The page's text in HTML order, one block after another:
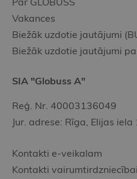
Vakances
Biežāk uzdotie jautājumi
Biežāk uzdotie jautājumi
SIA "Globuss A"
Reģ. Nr. 40003136049
Jur. adrese: Rīga, Elijas
Kontakti e-veikalam
Kontakti vairumtirdzniecībai